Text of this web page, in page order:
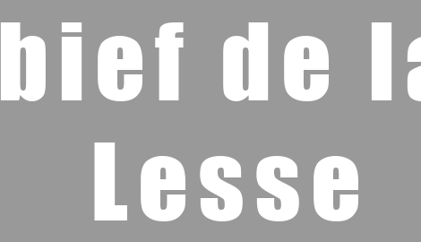
bief de
Lesse